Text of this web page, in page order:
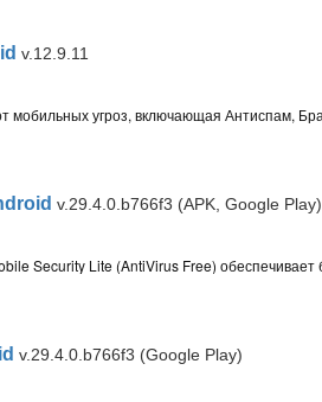
v.12.9.11
v.29.4.0.b766f3 (APK, Google Play)
v.29.4.0.b766f3 (Google Play)